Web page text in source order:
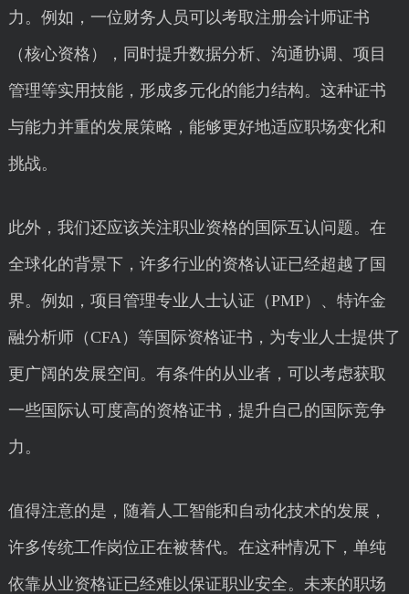
力。例如，一位财务人员可以考取注册会计师证书
（核心资格），同时提升数据分析、沟通协调、项目
管理等实用技能，形成多元化的能力结构。这种证书
与能力并重的发展策略，能够更好地适应职场变化和
挑战。
此外，我们还应该关注职业资格的国际互认问题。在
全球化的背景下，许多行业的资格认证已经超越了国
界。例如，项目管理专业人士认证（PMP）、特许金
融分析师（CFA）等国际资格证书，为专业人士提供了
更广阔的发展空间。有条件的从业者，可以考虑获取
一些国际认可度高的资格证书，提升自己的国际竞争
力。
值得注意的是，随着人工智能和自动化技术的发展，
许多传统工作岗位正在被替代。在这种情况下，单纯
依靠从业资格证已经难以保证职业安全。未来的职场